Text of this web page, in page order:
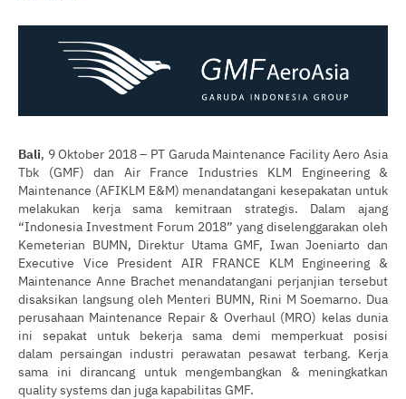
Bali, 9 Oktober 2018 – PT Garuda Maintenance Facility Aero Asia
Tbk (GMF) dan Air France Industries KLM Engineering &
Maintenance (AFIKLM E&M) menandatangani kesepakatan untuk
melakukan kerja sama kemitraan strategis. Dalam ajang
“Indonesia Investment Forum 2018” yang diselenggarakan oleh
Kemeterian BUMN, Direktur Utama GMF, Iwan Joeniarto dan
Executive Vice President AIR FRANCE KLM Engineering &
Maintenance Anne Brachet menandatangani perjanjian tersebut
disaksikan langsung oleh Menteri BUMN, Rini M Soemarno. Dua
perusahaan Maintenance Repair & Overhaul (MRO) kelas dunia
ini sepakat untuk bekerja sama demi memperkuat posisi
dalam persaingan industri perawatan pesawat terbang. Kerja
sama ini dirancang untuk mengembangkan & meningkatkan
quality systems dan juga kapabilitas GMF.